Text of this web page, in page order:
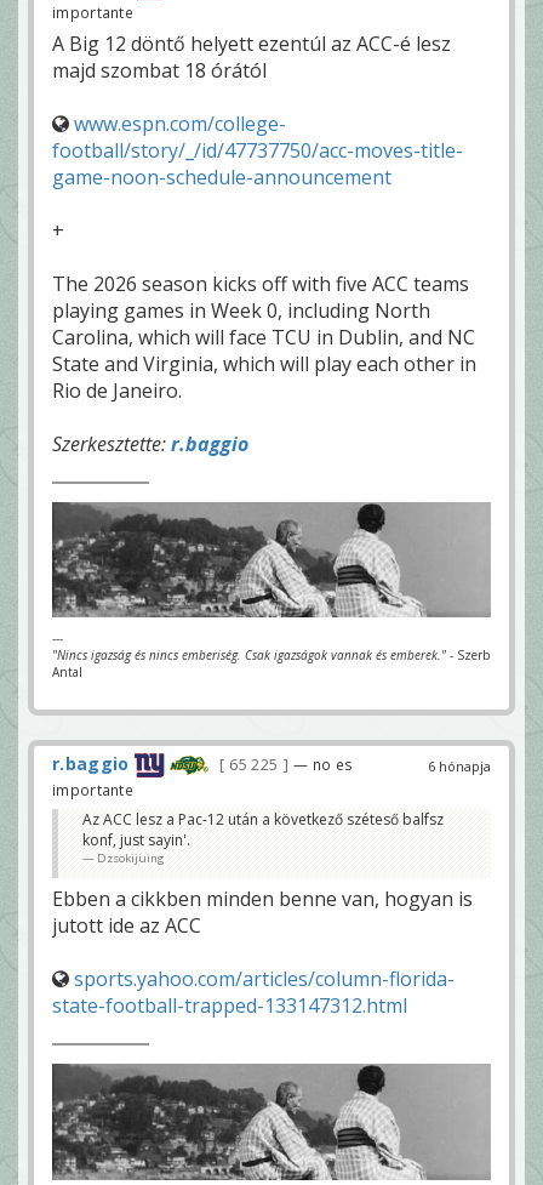
importante
A Big 12 döntő helyett ezentúl az ACC-é lesz
majd szombat 18 órától
www.espn.com/college-
football/story/_/id/47737750/acc-moves-title-
game-noon-schedule-announcement
+
The 2026 season kicks off with five ACC teams
playing games in Week 0, including North
Carolina, which will face TCU in Dublin, and NC
State and Virginia, which will play each other in
Rio de Janeiro.
Szerkesztette:r.baggio
---
"Nincs igazság és nincs emberiség. Csak igazságok vannak és emberek." - Szerb
Antal
6 hónapja
r.baggio 65 225
— no es
importante
Az ACC lesz a Pac-12 után a következő széteső balfsz
konf, just sayin'.
Dzsokijuing
Ebben a cikkben minden benne van, hogyan is
jutott ide az ACC
sports.yahoo.com/articles/column-florida-
state-football-trapped-133147312.html